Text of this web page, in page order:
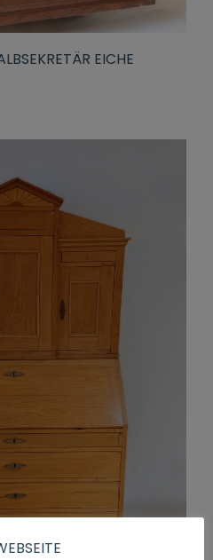
EICHE